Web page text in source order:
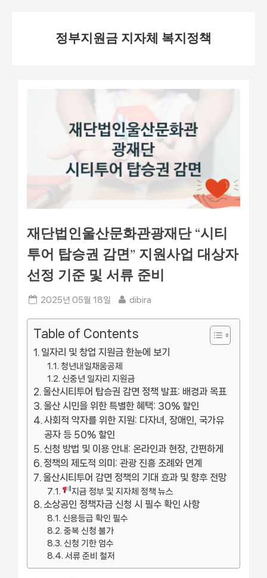
정부지원금 지자체 복지정책
재단법인울산문화관광재단 “시티
투어 탑승권 감면” 지원사업 대상자
선정 기준 및 서류 준비
Posted
2025년 05월 18일 By
dibira
Table of Contents
일자리 및 창업 지원금 한눈에 보기
청년내일채움공제
신중년 일자리 지원금
울산시티투어 탑승권 감면 정책 발표: 배경과 목표
울산 시민을 위한 특별한 혜택: 30% 할인
사회적 약자를 위한 지원: 다자녀, 장애인, 국가유
공자 등 50% 할인
신청 방법 및 이용 안내: 온라인과 현장, 간편하게
정책의 제도적 의미: 관광 진흥 조례와 연계
울산시티투어 감면 정책의 기대 효과 및 향후 전망
지금 정부 및 지자체 정책 뉴스
소상공인 정책자금 신청 시 필수 확인 사항
신용등급 확인 필수
중복 신청 불가
신청 기한 엄수
서류 준비 철저